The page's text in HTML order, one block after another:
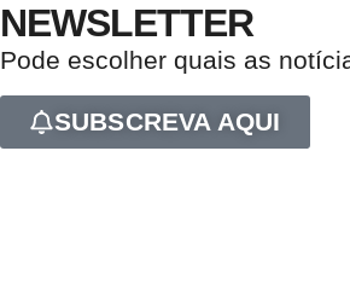
NEWSLETTER
Pode escolher quais as
SUBSCREVA AQUI